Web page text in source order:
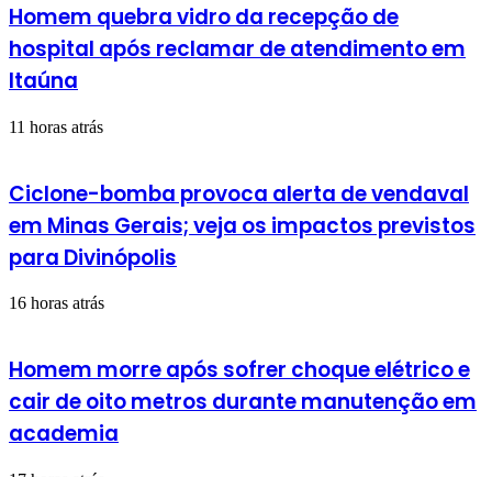
Homem quebra vidro da recepção de
hospital após reclamar de atendimento em
Itaúna
11 horas atrás
Ciclone-bomba provoca alerta de vendaval
em Minas Gerais; veja os impactos previstos
para Divinópolis
16 horas atrás
Homem morre após sofrer choque elétrico e
cair de oito metros durante manutenção em
academia